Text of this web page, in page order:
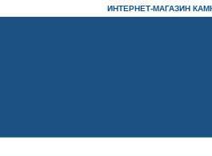
ИНТЕРНЕТ-МАГАЗИН